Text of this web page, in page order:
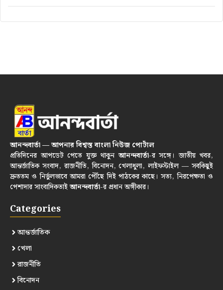
আনন্দবার্তা — আপনার বিশ্বস্ত বাংলা নিউজ পোর্টাল
প্রতিদিনের আপডেট পেতে যুক্ত থাকুনআনন্দবার্তা-র সঙ্গে। জাতীয় খবর,
আন্তর্জাতিক সংবাদ, রাজনীতি, বিনোদন, খেলাধুলা, লাইফস্টাইল — সবকিছুই
দ্রুততম ও নির্ভুলভাবে আমরা পৌঁছে দিই পাঠকের কাছে। সত্য, নিরপেক্ষতা ও
পেশাদার সাংবাদিকতাইআনন্দবার্তা-র প্রধান অঙ্গীকার।
Categories
আন্তর্জাতিক
খেলা
রাজনীতি
বিনোদন